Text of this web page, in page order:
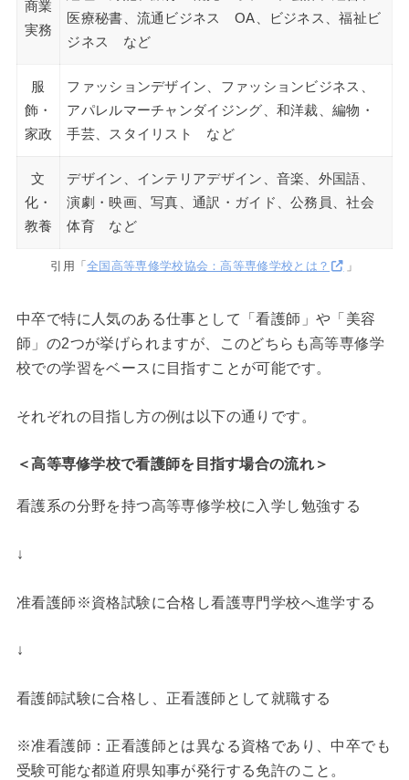
商業
実務
医療秘書、流通ビジネス OA、ビジネス、福祉ビ
ジネス など
服
飾・
家政
ファッションデザイン、ファッションビジネス、
アパレルマーチャンダイジング、和洋裁、編物・
手芸、スタイリスト など
文
化・
教養
デザイン、インテリアデザイン、音楽、外国語、
演劇・映画、写真、通訳・ガイド、公務員、社会
体育 など
引用「全国高等専修学校協会：高等専修学校とは？ 」
中卒で特に人気のある仕事として「看護師」や「美容
師」の2つが挙げられますが、このどちらも高等専修学
校での学習をベースに目指すことが可能です。
それぞれの目指し方の例は以下の通りです。
＜高等専修学校で看護師を目指す場合の流れ＞
看護系の分野を持つ高等専修学校に入学し勉強する
↓
准看護師※資格試験に合格し看護専門学校へ進学する
↓
看護師試験に合格し、正看護師として就職する
※准看護師：正看護師とは異なる資格であり、中卒でも
受験可能な都道府県知事が発行する免許のこと。